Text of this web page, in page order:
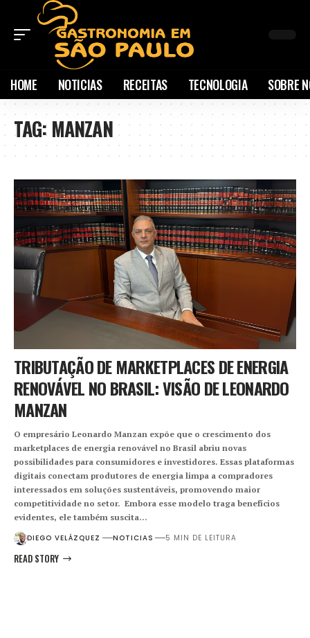
HOME NOTICIAS RECEITAS TECNOLOGIA SOBRE
TAG:MANZAN
TRIBUTAÇÃO DE MARKETPLACES DE ENERGIA
RENOVÁVEL NO BRASIL: VISÃO DE LEONARDO
MANZAN
O empresário Leonardo Manzan expõe que o crescimento dos
marketplaces de energia renovável no Brasil abriu novas
possibilidades para consumidores e investidores. Essas plataformas
digitais conectam produtores de energia limpa a compradores
interessados em soluções sustentáveis, promovendo maior
competitividade no setor. Embora esse modelo traga benefícios
evidentes, ele também suscita…
DIEGO VELÁZQUEZ NOTICIAS 5 MIN DE LEITURA
READ STORY